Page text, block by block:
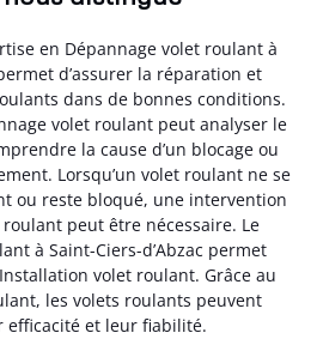
en Dépannage volet roulant à
d’assurer la réparation et
dans de bonnes conditions.
volet roulant peut analyser le
la cause d’un blocage ou
Lorsqu’un volet roulant ne se
ou reste bloqué, une intervention
peut être nécessaire. Le
à Saint-Ciers-d’Abzac permet
volet roulant. Grâce au
les volets roulants peuvent
efficacité et leur fiabilité.